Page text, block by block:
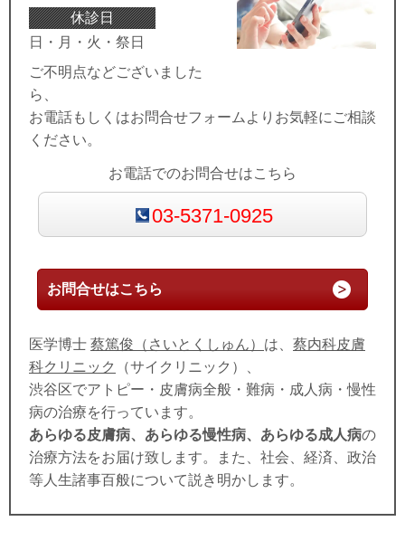
休診日
日・月・火・祭日
ご不明点などございました
ら、
お電話もしくはお問合せフォームよりお気軽にご相談
ください。
お電話でのお問合せはこちら
03-5371-0925
お問合せはこちら
医学博士 蔡篤俊（さいとくしゅん） は、 蔡内科皮膚
科クリニック
（サイクリニック）、
渋谷区でアトピー・皮膚病全般・難病・成人病・慢性
病の治療を行っています。
あらゆる皮膚病、あらゆる慢性病、あらゆる成人病の
治療方法をお届け致します。また、社会、経済、政治
等人生諸事百般について説き明かします。